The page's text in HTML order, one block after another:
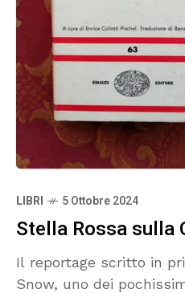
LIBRI 5 Ottobre 2024
Stella Rossa sulla
Il reportage scritto in
Snow, uno dei